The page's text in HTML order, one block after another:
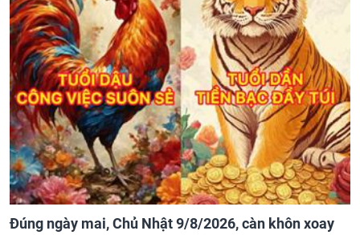
Đúng ngày mai, Chủ Nhật 9/8/2026, càn khôn xoay